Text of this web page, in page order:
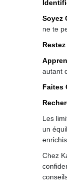
Soyez
ne te
autant
Faites
Les
un
Chez